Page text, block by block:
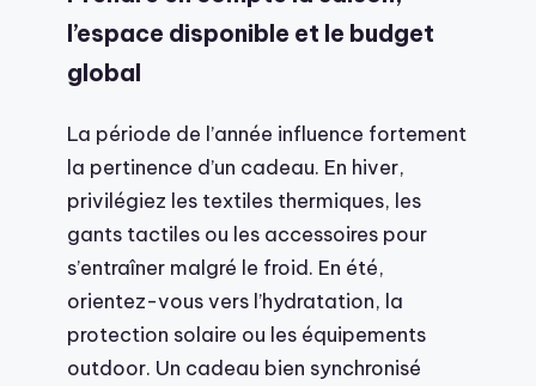
l’espace disponible et le budget
global
La période de l’année influence fortement
la pertinence d’un cadeau. En hiver,
privilégiez les textiles thermiques, les
gants tactiles ou les accessoires pour
s’entraîner malgré le froid. En été,
orientez-vous vers l’hydratation, la
protection solaire ou les équipements
outdoor. Un cadeau bien synchronisé